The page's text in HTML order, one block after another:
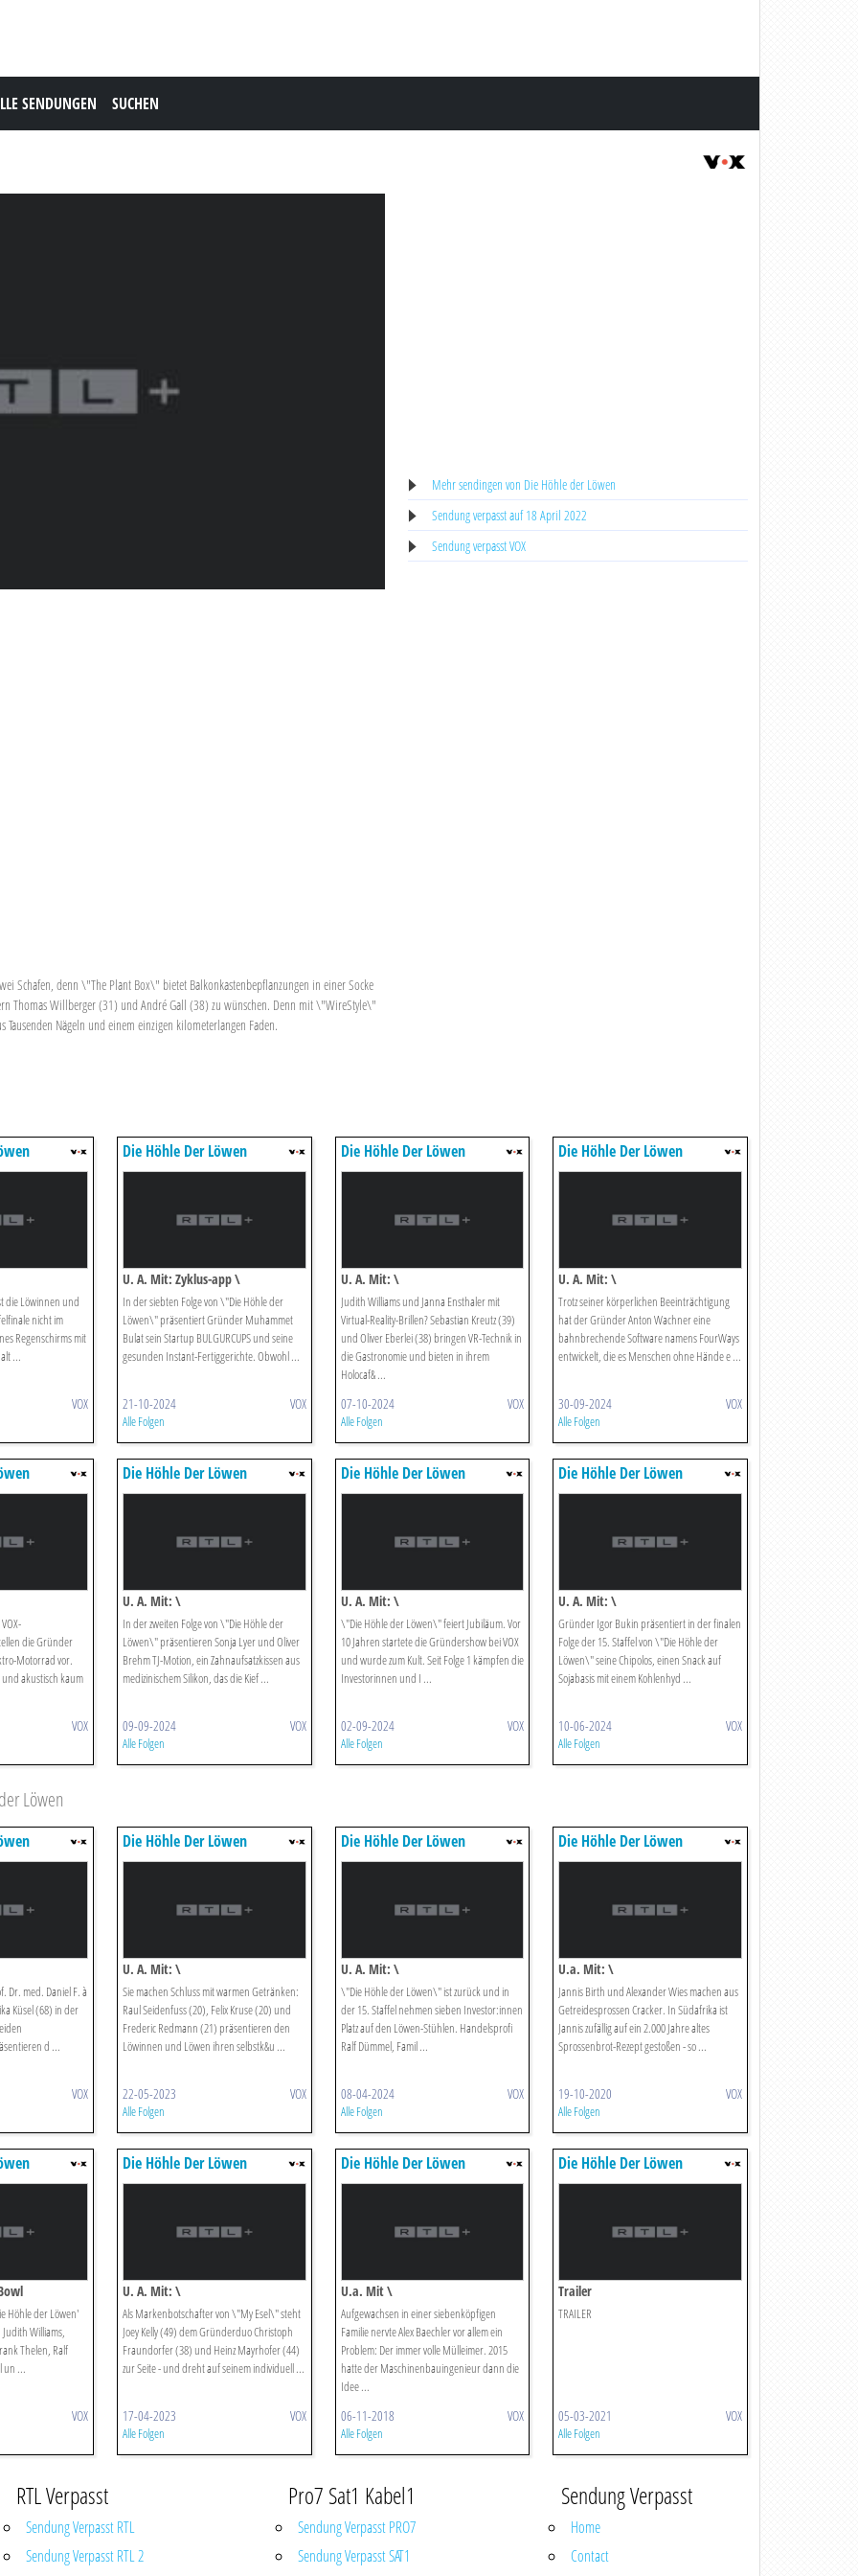
SENDUNGEN SUCHEN
Schafen, denn \"The Plant Box\" bietet Balkonkastenbepflanzungen in einer Socke
Thomas Willberger (31) und André Gall (38) zu wünschen. Denn mit \"WireStyle\"
Nägeln und einem einzigen kilometerlangen Faden.
Mehr sendingen von Die Höhle der Löwen
Sendung verpasst auf 18 April 2022
Sendung verpasst VOX
die Löwinnen und
nicht im
Regenschirms mit
...
VOX
Die Höhle Der Löwen
U. A. Mit: Zyklus-app \
In der siebten Folge von \"Die Höhle der
Löwen\" präsentiert Gründer Muhammet
Bulat sein Startup BULGURCUPS und seine
gesunden Instant-Fertiggerichte. Obwohl ...
21-10-2024 VOX
Alle Folgen
Die Höhle Der Löwen
U. A. Mit: \
Judith Williams und Janna Ensthaler mit
Virtual-Reality-Brillen? Sebastian Kreutz (39)
und Oliver Eberlei (38) bringen VR-Technik in
die Gastronomie und bieten in ihrem
Holocaf& ...
07-10-2024 VOX
Alle Folgen
Die Höhle Der Löwen
U. A. Mit: \
Trotz seiner körperlichen Beeinträchtigung
hat der Gründer Anton Wachner eine
bahnbrechende Software namens FourWays
entwickelt, die es Menschen ohne Hände e ...
30-09-2024 VOX
Alle Folgen
die Gründer
Motorrad vor.
und akustisch kaum
VOX
Die Höhle Der Löwen
U. A. Mit: \
In der zweiten Folge von \"Die Höhle der
Löwen\" präsentieren Sonja Lyer und Oliver
Brehm TJ-Motion, ein Zahnaufsatzkissen aus
medizinischem Silikon, das die Kief ...
09-09-2024 VOX
Alle Folgen
Die Höhle Der Löwen
U. A. Mit: \
\"Die Höhle der Löwen\" feiert Jubiläum. Vor
10 Jahren startete die Gründershow bei VOX
und wurde zum Kult. Seit Folge 1 kämpfen die
Investorinnen und I ...
02-09-2024 VOX
Alle Folgen
Die Höhle Der Löwen
U. A. Mit: \
Gründer Igor Bukin präsentiert in der finalen
Folge der 15. Staffel von \"Die Höhle der
Löwen\" seine Chipolos, einen Snack auf
Sojabasis mit einem Kohlenhyd ...
10-06-2024 VOX
Alle Folgen
Löwen
Dr. med. Daniel F. à
Küsel (68) in der
d ...
VOX
Die Höhle Der Löwen
U. A. Mit: \
Sie machen Schluss mit warmen Getränken:
Raul Seidenfuss (20), Felix Kruse (20) und
Frederic Redmann (21) präsentieren den
Löwinnen und Löwen ihren selbstk&u ...
22-05-2023 VOX
Alle Folgen
Die Höhle Der Löwen
U. A. Mit: \
\"Die Höhle der Löwen\" ist zurück und in
der 15. Staffel nehmen sieben Investor:innen
Platz auf den Löwen-Stühlen. Handelsprofi
Ralf Dümmel, Famil ...
08-04-2024 VOX
Alle Folgen
Die Höhle Der Löwen
U.a. Mit: \
Jannis Birth und Alexander Wies machen aus
Getreidesprossen Cracker. In Südafrika ist
Jannis zufällig auf ein 2.000 Jahre altes
Sprossenbrot-Rezept gestoßen - so ...
19-10-2020 VOX
Alle Folgen
Höhle der Löwen'
Williams,
Thelen, Ralf
un ...
VOX
Die Höhle Der Löwen
U. A. Mit: \
Als Markenbotschafter von \"My Esel\" steht
Joey Kelly (49) dem Gründerduo Christoph
Fraundorfer (38) und Heinz Mayrhofer (44)
zur Seite - und dreht auf seinem individuell ...
17-04-2023 VOX
Alle Folgen
Die Höhle Der Löwen
U.a. Mit \
Aufgewachsen in einer siebenköpfigen
Familie nervte Alex Baechler vor allem ein
Problem: Der immer volle Mülleimer. 2015
hatte der Maschinenbauingenieur dann die
Idee ...
06-11-2018 VOX
Alle Folgen
Die Höhle Der Löwen
Trailer
TRAILER
05-03-2021 VOX
Alle Folgen
RTL Verpasst
Sendung Verpasst RTL
Sendung Verpasst RTL 2
Pro7 Sat1 Kabel1
Sendung Verpasst PRO7
Sendung Verpasst SAT1
Sendung Verpasst
Home
Contact